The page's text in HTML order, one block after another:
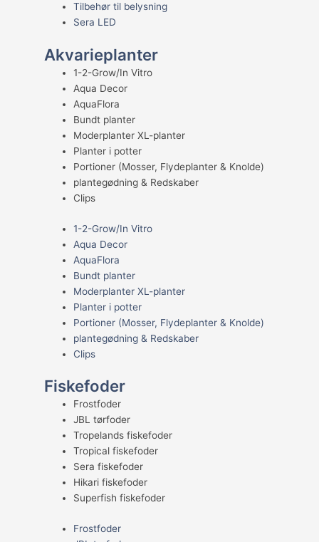
Tilbehør til belysning
Sera LED
Akvarieplanter
1-2-Grow/In Vitro
Aqua Decor
AquaFlora
Bundt planter
Moderplanter XL-planter
Planter i potter
Portioner (Mosser, Flydeplanter & Knolde)
plantegødning & Redskaber
Clips
1-2-Grow/In Vitro
Aqua Decor
AquaFlora
Bundt planter
Moderplanter XL-planter
Planter i potter
Portioner (Mosser, Flydeplanter & Knolde)
plantegødning & Redskaber
Clips
Fiskefoder
Frostfoder
JBL tørfoder
Tropelands fiskefoder
Tropical fiskefoder
Sera fiskefoder
Hikari fiskefoder
Superfish fiskefoder
Frostfoder